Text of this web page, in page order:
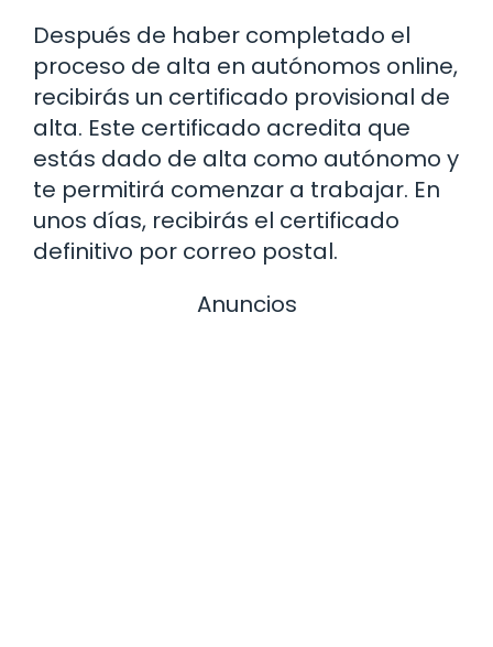
Después de haber completado el
proceso de alta en autónomos online,
recibirás un certificado provisional de
alta. Este certificado acredita que
estás dado de alta como autónomo y
te permitirá comenzar a trabajar. En
unos días, recibirás el certificado
definitivo por correo postal.
Anuncios